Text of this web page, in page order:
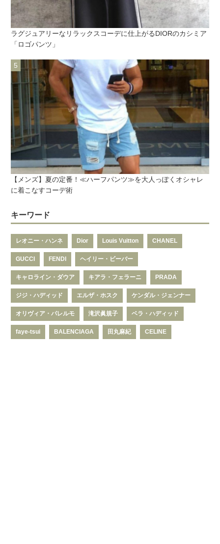
ラグジュアリーなリラックスコーデに仕上がるDIORのカシミア
「ロゴパンツ」
【メンズ】夏の定番！≪ハーフパンツ≫を大人っぽくオシャレ
に着こなすコーデ術
キーワード
レオニー・ハンネ Dior Louis Vuitton CHANEL
GUCCI FENDI ヘイリー・ビーバー
キャロライン・ダウア キアラ・フェラーニ PRADA
ジジ・ハディッド エルザ・ホスク ケンダル・ジェンナー
オリヴィア・パレルモ 滝沢眞規子 ベラ・ハディッド
faye-tsui BALENCIAGA 田丸麻紀 CELINE